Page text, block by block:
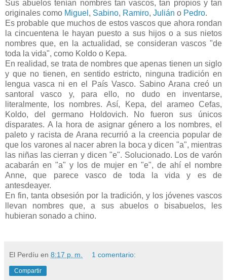
Sus abuelos tenían nombres tan vascos, tan propios y tan
originales como Miguel , Sabino, Ramiro, Julián o Pedro.
Es probable que muchos de estos vascos que ahora rondan
la cincuentena le hayan puesto a sus hijos o a sus nietos
nombres que, en la actualidad, se consideran vascos "de
toda la vida", como Koldo o Kepa.
En realidad, se trata de nombres que apenas tienen un siglo
y que no tienen, en sentido estricto, ninguna tradición en
lengua vasca ni en el País Vasco. Sabino Arana creó un
santoral vasco y, para ello, no dudo en inventarse,
literalmente, los nombres. Así, Kepa, del arameo Cefas,
Koldo, del germano Holdovich. No fueron sus únicos
disparates. A la hora de asignar género a los nombres, el
paleto y racista de Arana recurrió a la creencia popular de
que los varones al nacer abren la boca y dicen "a", mientras
las niñas las cierran y dicen "e". Solucionado. Los de varón
acabarán en "a" y los de mujer en "e", de ahí el nombre
Anne, que parece vasco de toda la vida y es de
antesdeayer.
En fin, tanta obsesión por la tradición, y los jóvenes vascos
llevan nombres que, a sus abuelos o bisabuelos, les
hubieran sonado a chino.
El Perdíu en 8:17 p. m. 1 comentario:
Compartir